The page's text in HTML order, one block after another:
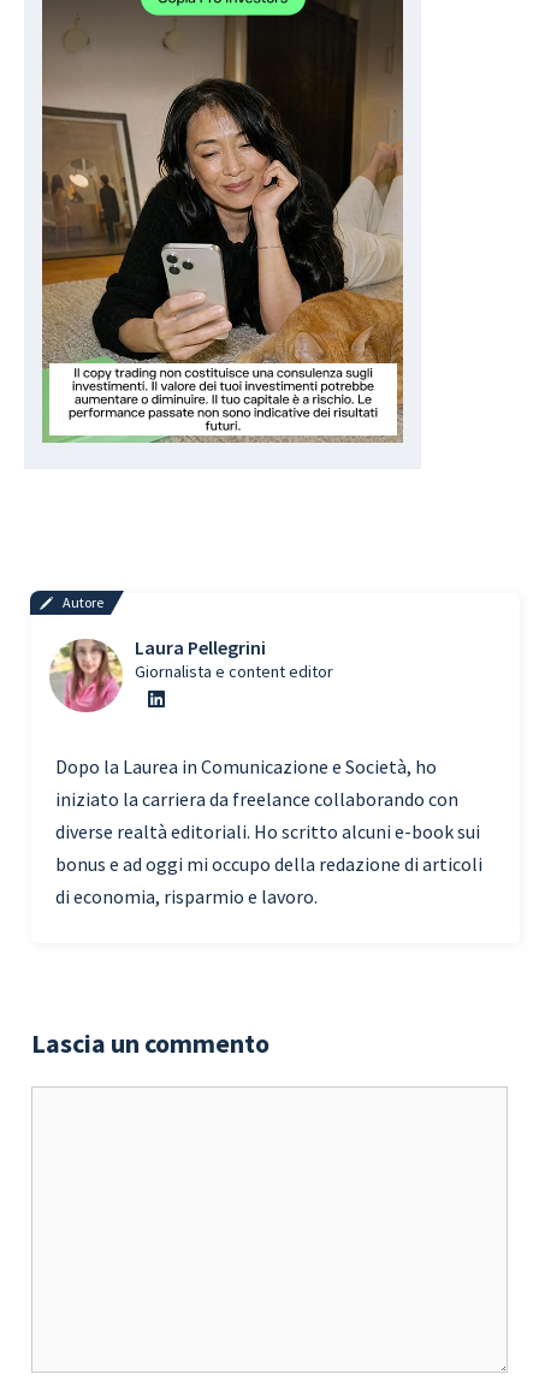
Autore
Laura Pellegrini
Giornalista e content editor
Dopo la Laurea in Comunicazione e Società, ho
iniziato la carriera da freelance collaborando con
diverse realtà editoriali. Ho scritto alcuni e-book sui
bonus e ad oggi mi occupo della redazione di articoli
di economia, risparmio e lavoro.
Lascia un commento